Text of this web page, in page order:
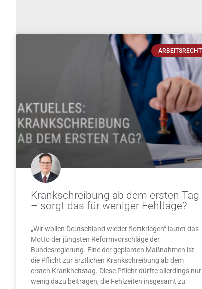
ARBEITSRECHT
Krankschreibung ab dem ersten Tag
– sorgt das für weniger Fehltage?
„Wir wollen Deutschland wieder flottkriegen“ lautet das
Motto der jüngsten Reformvorschläge der
Bundesregierung. Eine der geplanten Maßnahmen ist
die Pflicht zur ärztlichen Krankschreibung ab dem
ersten Krankheitstag. Diese Pflicht dürfte allerdings nur
wenig dazu beitragen, die Fehlzeiten insgesamt zu